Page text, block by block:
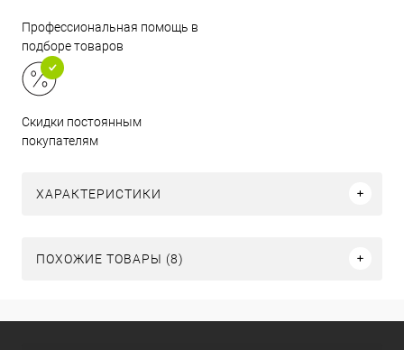
Профессиональная помощь в
подборе товаров
Скидки постоянным
покупателям
ХАРАКТЕРИСТИКИ
ПОХОЖИЕ ТОВАРЫ (8)